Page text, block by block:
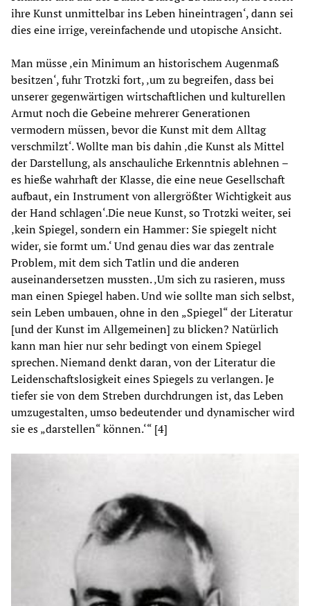
ihre Kunst unmittelbar ins Leben hineintragen‘, dann sei
dies eine irrige, vereinfachende und utopische Ansicht.
Man müsse ‚ein Minimum an historischem Augenmaß
besitzen‘, fuhr Trotzki fort, ‚um zu begreifen, dass bei
unserer gegenwärtigen wirtschaftlichen und kulturellen
Armut noch die Gebeine mehrerer Generationen
vermodern müssen, bevor die Kunst mit dem Alltag
verschmilzt‘. Wollte man bis dahin ‚die Kunst als Mittel
der Darstellung, als anschauliche Erkenntnis ablehnen –
es hieße wahrhaft der Klasse, die eine neue Gesellschaft
aufbaut, ein Instrument von allergrößter Wichtigkeit aus
der Hand schlagen‘.Die neue Kunst, so Trotzki weiter, sei
‚kein Spiegel, sondern ein Hammer: Sie spiegelt nicht
wider, sie formt um.‘ Und genau dies war das zentrale
Problem, mit dem sich Tatlin und die anderen
auseinandersetzen mussten. ‚Um sich zu rasieren, muss
man einen Spiegel haben. Und wie sollte man sich selbst,
sein Leben umbauen, ohne in den „Spiegel“ der Literatur
[und der Kunst im Allgemeinen] zu blicken? Natürlich
kann man hier nur sehr bedingt von einem Spiegel
sprechen. Niemand denkt daran, von der Literatur die
Leidenschaftslosigkeit eines Spiegels zu verlangen. Je
tiefer sie von dem Streben durchdrungen ist, das Leben
umzugestalten, umso bedeutender und dynamischer wird
sie es „darstellen“ können.‘“ [4]